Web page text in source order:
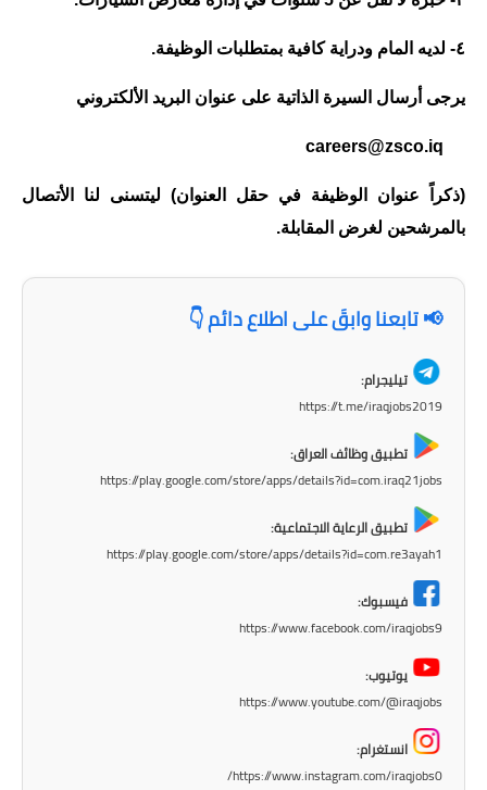
٤- لديه المام ودراية كافية بمتطلبات الوظيفة.
يرجى أرسال السيرة الذاتية على عنوان البريد الألكتروني
careers@zsco.iq
(ذكراً عنوان الوظيفة في حقل العنوان) ليتسنى لنا الأتصال
بالمرشحين لغرض المقابلة.
📢 تابعنا وابقَ على اطلاع دائم 👇
تيليجرام:
https://t.me/iraqjobs2019
تطبيق وظائف العراق:
https://play.google.com/store/apps/details?id=com.iraq21jobs
تطبيق الرعاية الاجتماعية:
https://play.google.com/store/apps/details?id=com.re3ayah1
فيسبوك:
https://www.facebook.com/iraqjobs9
يوتيوب:
https://www.youtube.com/@iraqjobs
انستغرام:
https://www.instagram.com/iraqjobs0/